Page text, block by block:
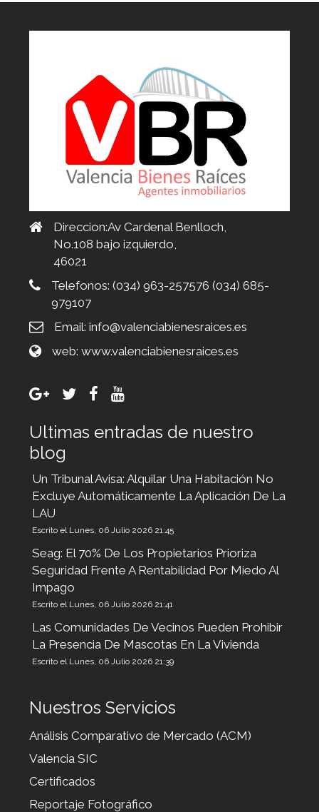
Direccion:Av Cardenal Benlloch,
No.108 bajo izquierdo,
46021
Telefonos:(034) 963-257576 (034) 685-
979107
Email:info@valenciabienesraices.es
web:www.valenciabienesraices.es
Ultimas entradas de nuestro
blog
Un Tribunal Avisa: Alquilar Una Habitación No
Excluye Automáticamente La Aplicación De La
LAU
Escrito el Lunes, 06 Julio 2026 21:45
Seag: El 70% De Los Propietarios Prioriza
Seguridad Frente A Rentabilidad Por Miedo Al
Impago
Escrito el Lunes, 06 Julio 2026 21:41
Las Comunidades De Vecinos Pueden Prohibir
La Presencia De Mascotas En La Vivienda
Escrito el Lunes, 06 Julio 2026 21:39
Nuestros Servicios
Análisis Comparativo de Mercado (ACM)
Valencia SIC
Certificados
Reportaje Fotográfico